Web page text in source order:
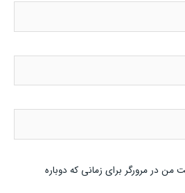
من در مرورگر برای زمانی که دوباره